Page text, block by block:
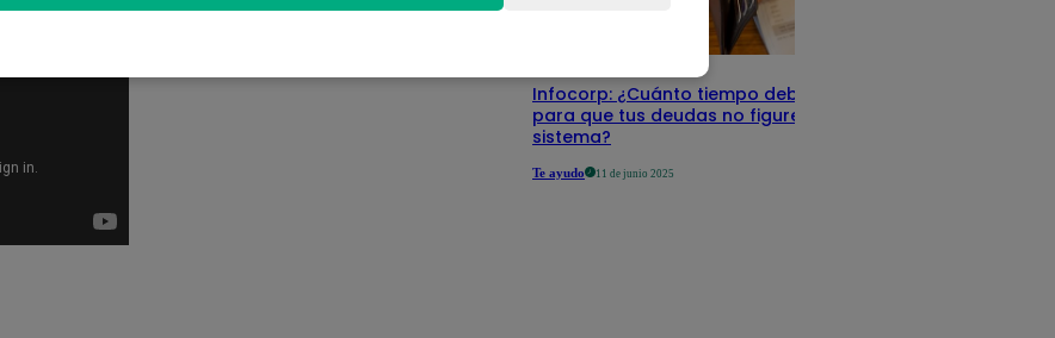
Infocorp: ¿Cuánto tiempo debe pasar
para que tus deudas no figuren en su
sistema?
Te ayudo 11 de junio 2025